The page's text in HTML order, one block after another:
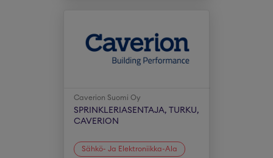
Caverion Suomi Oy
SPRINKLERIASENTAJA, TURKU,
CAVERION
Sähkö- Ja Elektroniikka-Ala